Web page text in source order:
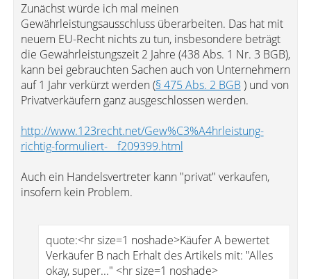
Zunächst würde ich mal meinen
Gewährleistungsausschluss überarbeiten. Das hat mit
neuem EU-Recht nichts zu tun, insbesondere beträgt
die Gewährleistungszeit 2 Jahre (438 Abs. 1 Nr. 3 BGB),
kann bei gebrauchten Sachen auch von Unternehmern
auf 1 Jahr verkürzt werden (§ 475 Abs. 2 BGB) und von
Privatverkäufern ganz ausgeschlossen werden.
http://www.123recht.net/Gew%C3%A4hrleistung-
richtig-formuliert-__f209399.html
Auch ein Handelsvertreter kann "privat" verkaufen,
insofern kein Problem.
quote:<hr size=1 noshade>Käufer A bewertet
Verkäufer B nach Erhalt des Artikels mit: "Alles
okay, super..." <hr size=1 noshade>